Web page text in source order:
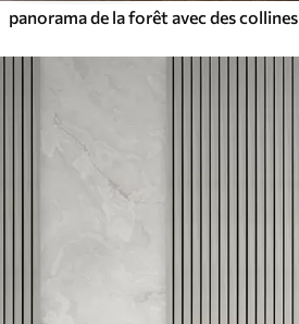
panorama de la forêt avec des collines